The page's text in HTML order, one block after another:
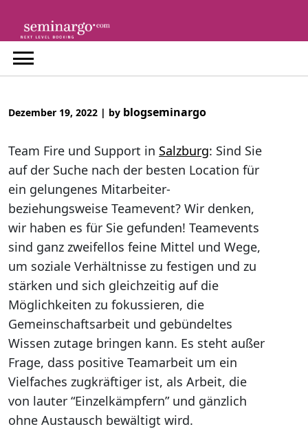
content
Dezember 19, 2022 | by blogseminargo
Team Fire und Support in Salzburg: Sind Sie
auf der Suche nach der besten Location für
ein gelungenes Mitarbeiter-
beziehungsweise Teamevent? Wir denken,
wir haben es für Sie gefunden! Teamevents
sind ganz zweifellos feine Mittel und Wege,
um soziale Verhältnisse zu festigen und zu
stärken und sich gleichzeitig auf die
Möglichkeiten zu fokussieren, die
Gemeinschaftsarbeit und gebündeltes
Wissen zutage bringen kann. Es steht außer
Frage, dass positive Teamarbeit um ein
Vielfaches zugkräftiger ist, als Arbeit, die
von lauter “Einzelkämpfern” und gänzlich
ohne Austausch bewältigt wird.